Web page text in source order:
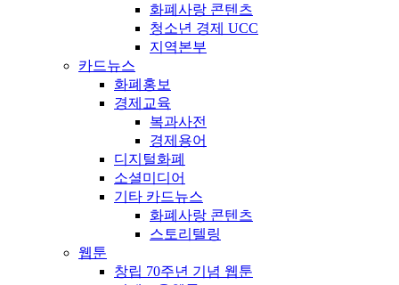
화폐사랑 콘텐츠
청소년 경제 UCC
지역본부
카드뉴스
화폐홍보
경제교육
복과사전
경제용어
디지털화폐
소셜미디어
기타 카드뉴스
화폐사랑 콘텐츠
스토리텔링
웹툰
창립 70주년 기념 웹툰